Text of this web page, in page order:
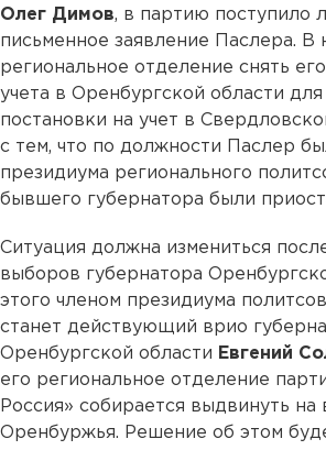
Олег Димов, в партию поступило
письменное заявление Паслера. В
региональное отделение снять
учета в Оренбургской области
постановки на учет в
с тем, что по должности Паслер
президиума регионального
бывшего губернатора были
Ситуация должна измениться
выборов губернатора
этого членом президиума
станет действующий врио
Оренбургской области Евгений
его региональное отделение
Россия» собирается выдвинуть
Оренбуржья. Решение об этом